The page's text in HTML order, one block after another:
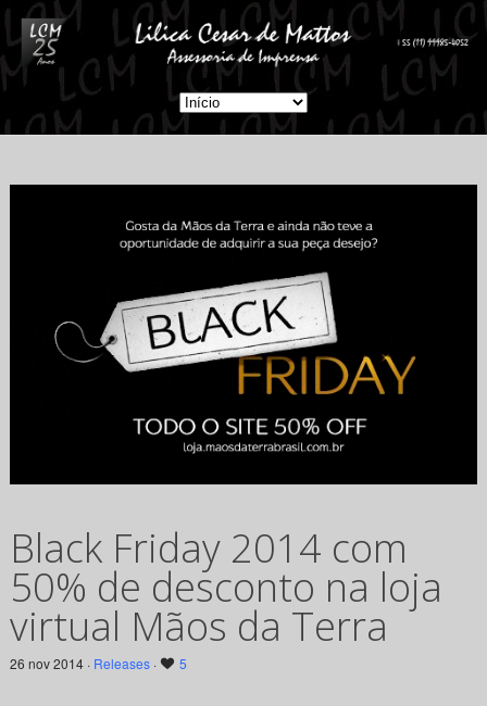
Black Friday 2014 com
50% de desconto na loja
virtual Mãos da Terra
26 nov 2014 · Releases· 5